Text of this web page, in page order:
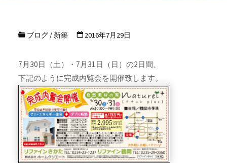
ブログ/ 新築 2016年7月29日
7月30日（土）・7月31日（日）の2日間、
下記のように完成内覧会を開催致します。